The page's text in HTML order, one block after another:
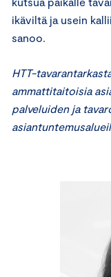
ikäviltä ja usein
sanoo.
HTT-
ammattitaitoisia
palveluiden ja